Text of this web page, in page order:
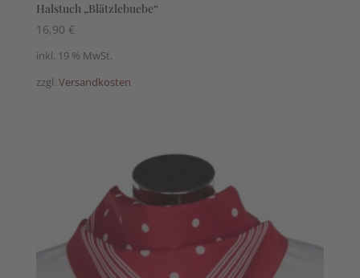
Halstuch „Blätzlebuebe“
16,90 €
inkl. 19 % MwSt.
zzgl. Versandkosten